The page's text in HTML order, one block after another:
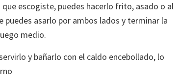
escogiste, puedes hacerlo frito, asado o al
asarlo por ambos lados y terminar la
medio.
y bañarlo con el caldo encebollado, lo